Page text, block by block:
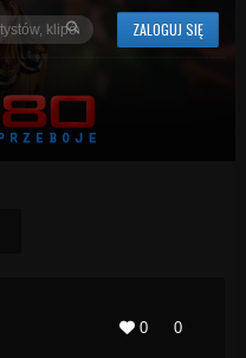
ZALOGUJ SIĘ
0 0